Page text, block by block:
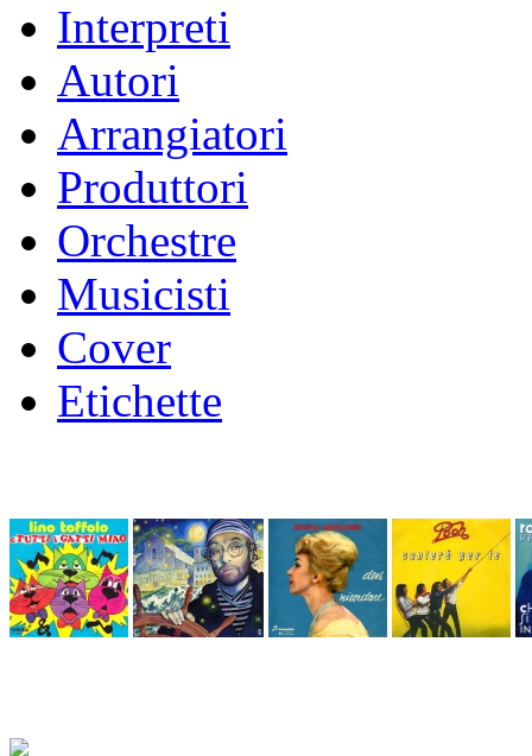
Interpreti
Autori
Arrangiatori
Produttori
Orchestre
Musicisti
Cover
Etichette